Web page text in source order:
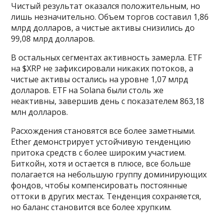
Чистый результат оказался положительным, но
лишь незначительно. Объем торгов составил 1,86
млрд долларов, а чистые активы снизились до
99,08 млрд долларов.
В остальных сегментах активность замерла. ETF
на $XRP не зафиксировали никаких потоков, а
чистые активы остались на уровне 1,07 млрд
долларов. ETF на Solana были столь же
неактивны, завершив день с показателем 863,18
млн долларов.
Расхождения становятся все более заметными.
Ether демонстрирует устойчивую тенденцию
притока средств с более широким участием.
Биткойн, хотя и остается в плюсе, все больше
полагается на небольшую группу доминирующих
фондов, чтобы компенсировать постоянные
оттоки в других местах. Тенденция сохраняется,
но баланс становится все более хрупким.